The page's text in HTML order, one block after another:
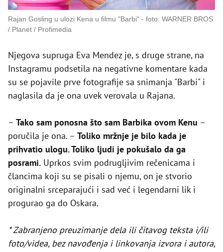
Rajan Gosling u ulozi Kena u filmu "Barbi"
foto: WARNER BROS
/ Planet / Profimedia
Njegova supruga Eva Mendez je, s druge strane, na
Instagramu podsetila na negativne komentare kada
su se pojavile prve fotografije sa snimanja "Barbi" i
naglasila da je ona uvek verovala u Rajana.
– Tako sam ponosna što sam Barbika ovom Kenu –
poručila je ona. – Toliko mržnje je bilo kada je
prihvatio ulogu. Toliko ljudi je pokušalo da ga
posrami. Uprkos svim podrugljivim rečenicama i
člancima koji su se pisali o njemu, on je stvorio
originalni srceparajući i sad već i legendarni lik i
progurao ga do Oskara.
* Zabranjeno preuzimanje dela ili čitavog teksta i/ili
foto/videa, bez navođenja i linkovanja izvora i autora,